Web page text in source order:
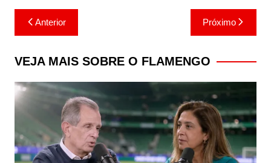
Navegação
de
Post
Anterior Próximo
VEJA MAIS SOBRE O FLAMENGO